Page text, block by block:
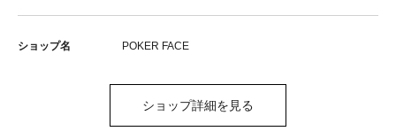
ショップ名 POKER FACE
ショップ詳細を見る